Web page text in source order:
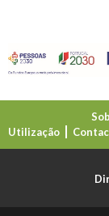
Utilização